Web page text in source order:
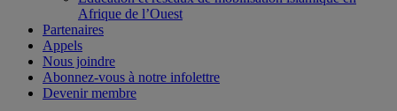
Afrique de l’Ouest
Partenaires
Appels
Nous joindre
Abonnez-vous à notre infolettre
Devenir membre